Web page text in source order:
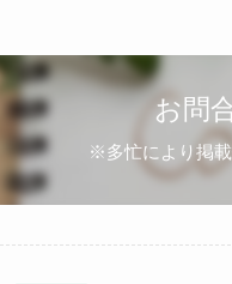
お問
※多忙により掲